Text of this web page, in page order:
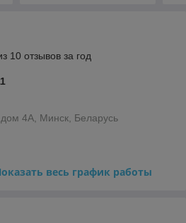
10 отзывов за год
4А, Минск, Беларусь
весь график работы